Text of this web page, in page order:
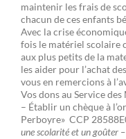
maintenir les frais de
chacun de ces enfants
Avec la crise
fois le matériel scolaire
aux plus petits de la
les aider pour l’achat
vous en remercions à
Vos dons au Service
– Établir un chèque à
Perboyre» CCP
une scolarité et un goûter –